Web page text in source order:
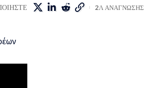
2Λ ΑΝΑΓΝΩΣΗΣ